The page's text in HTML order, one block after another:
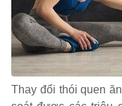
Thay đổi thói quen